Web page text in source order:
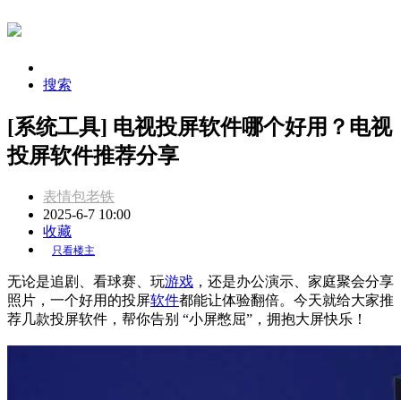
搜索
[系统工具] 电视投屏软件哪个好用？电视
投屏软件推荐分享
表情包老铁
2025-6-7 10:00
收藏
只看楼主
无论是追剧、看球赛、玩游戏 ，还是办公演示、家庭聚会分享
照片，一个好用的投屏软件都能让体验翻倍。今天就给大家推
荐几款投屏软件，帮你告别 “小屏憋屈”，拥抱大屏快乐！